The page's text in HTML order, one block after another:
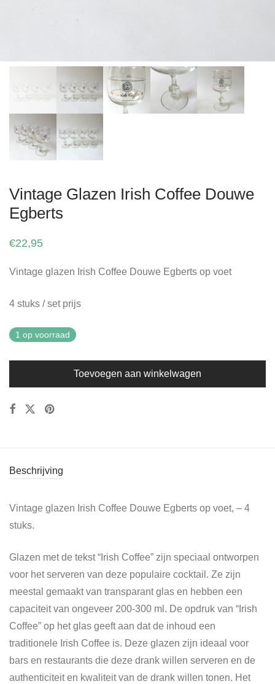
Vintage Glazen Irish Coffee Douwe
Egberts
€22,95
Vintage glazen Irish Coffee Douwe Egberts op voet
4 stuks / set prijs
1 op voorraad
Toevoegen aan winkelwagen
Beschrijving
Vintage glazen Irish Coffee Douwe Egberts op voet, – 4
stuks.
Glazen met de tekst “Irish Coffee” zijn speciaal ontworpen
voor het serveren van deze populaire cocktail. Ze zijn
meestal gemaakt van transparant glas en hebben een
capaciteit van ongeveer 200-300 ml. De opdruk van “Irish
Coffee” op het glas geeft aan dat de inhoud een
traditionele Irish Coffee is. Deze glazen zijn ideaal voor
bars en restaurants die deze drank willen serveren en de
authenticiteit en kwaliteit van de drank willen tonen. Het